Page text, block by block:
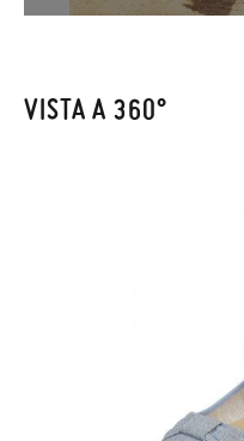
Per sostituire un articolo, ti
VISTA A 360°